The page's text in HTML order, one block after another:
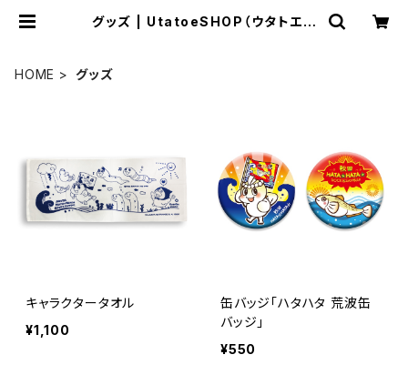
グッズ | UtatoeSHOP（ウタトエシ
HOME グッズ
キャラクタータオル
¥1,100
缶バッジ「ハタハタ 荒波缶
バッジ」
¥550